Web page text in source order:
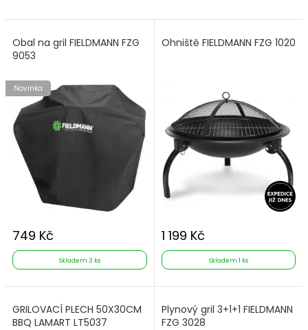
Obal na gril FIELDMANN FZG
9053
Novinka
749 Kč
Skladem 3 ks
Ohniště FIELDMANN FZG 1020
1 199 Kč
Skladem 1 ks
GRILOVACÍ PLECH 50X30CM
BBQ LAMART LT5037
Plynový gril 3+1+1 FIELDMANN
FZG 3028